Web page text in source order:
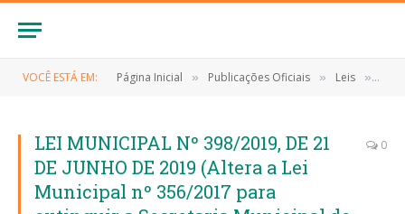
VOCÊ ESTÁ EM: Página Inicial » Publicações Oficiais » Leis »
LEI MUNICIPAL Nº 398/2019, DE 21
DE JUNHO DE 2019 (Altera a Lei
Municipal nº 356/2017 para
0